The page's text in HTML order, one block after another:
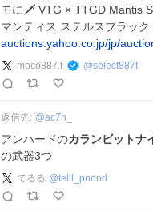
モに🗡️ VTG × TTGD Mantis
マンティス ステルスブラック
auctions.yahoo.co.jp/jp/
moco887.t @select887t
返信先: @ac7n_
アンハードのカランビットナ
の武器3つ
てるる @telll_pnnnd